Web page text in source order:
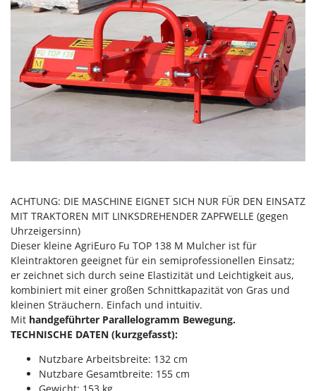
Heckenscheren
Heißluftfritteusen
Heizkanonen und Elektroheizer
Hochdruckreiniger
Hochgrasmäher
Holzbacköfen Außenbereich für Pizza und Braten
Hubwagen
Kabelpflüge für die Drainage
Kartoffellegemaschine für Traktoren
Kartoffelroder für Traktoren
Kehrmaschinen
Kettensägen
Kippbare Heckschaufeln für Traktoren
Klimaanlagen – Klimageräte
Knetmaschinen
Knochensägen
Kompressoren - elektrisch
Comet
Cresco
Cruccolini
CTEK
D
DCG
Deca
Di Martino
Diavola Pro
Diesse
Docma
Dominion
Dreame
E
EcoFlow
ACHTUNG: DIE MASCHINE EIGNET SICH NUR FÜR DEN EINSATZ
MIT TRAKTOREN MIT LINKSDREHENDER ZAPFWELLE (gegen
Uhrzeigersinn)
Dieser kleine AgriEuro Fu TOP 138 M Mulcher ist für
Kleintraktoren geeignet für ein semiprofessionellen Einsatz;
er zeichnet sich durch seine Elastizität und Leichtigkeit aus,
kombiniert mit einer großen Schnittkapazität von Gras und
kleinen Sträuchern. Einfach und intuitiv.
Mit handgeführter Parallelogramm Bewegung.
TECHNISCHE DATEN (kurzgefasst):
Nutzbare Arbeitsbreite: 132 cm
Nutzbare Gesamtbreite: 155 cm